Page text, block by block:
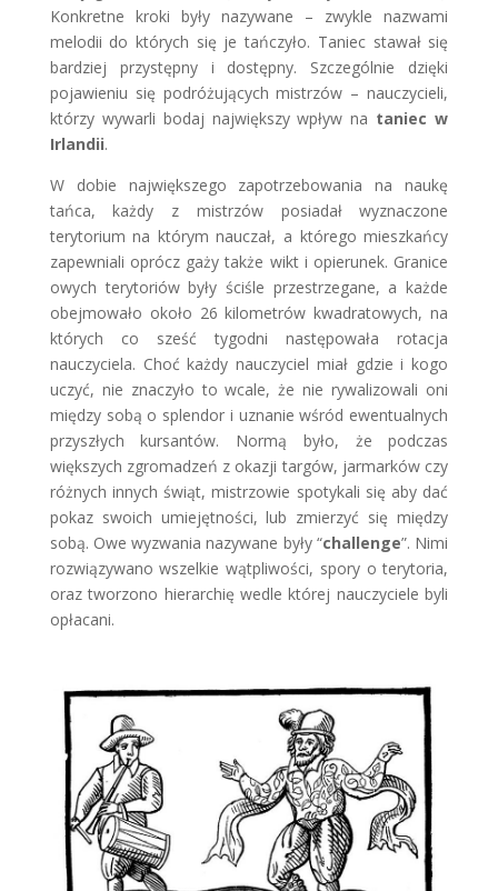
Konkretne kroki były nazywane – zwykle nazwami
melodii do których się je tańczyło. Taniec stawał się
bardziej przystępny i dostępny. Szczególnie dzięki
pojawieniu się podróżujących mistrzów – nauczycieli,
którzy wywarli bodaj największy wpływ na taniec w
Irlandii.
W dobie największego zapotrzebowania na naukę
tańca, każdy z mistrzów posiadał wyznaczone
terytorium na którym nauczał, a którego mieszkańcy
zapewniali oprócz gaży także wikt i opierunek. Granice
owych terytoriów były ściśle przestrzegane, a każde
obejmowało około 26 kilometrów kwadratowych, na
których co sześć tygodni następowała rotacja
nauczyciela. Choć każdy nauczyciel miał gdzie i kogo
uczyć, nie znaczyło to wcale, że nie rywalizowali oni
między sobą o splendor i uznanie wśród ewentualnych
przyszłych kursantów. Normą było, że podczas
większych zgromadzeń z okazji targów, jarmarków czy
różnych innych świąt, mistrzowie spotykali się aby dać
pokaz swoich umiejętności, lub zmierzyć się między
sobą. Owe wyzwania nazywane były “challenge”. Nimi
rozwiązywano wszelkie wątpliwości, spory o terytoria,
oraz tworzono hierarchię wedle której nauczyciele byli
opłacani.